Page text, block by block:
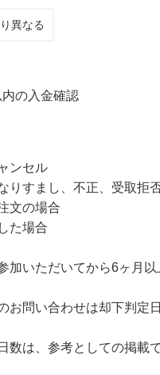
異なる
の入金確認
ンセル
りすまし、不正、受取拒
文の場合
た場合
加いただいてから6ヶ月
お問い合わせは却下判定
数は、参考としての掲載